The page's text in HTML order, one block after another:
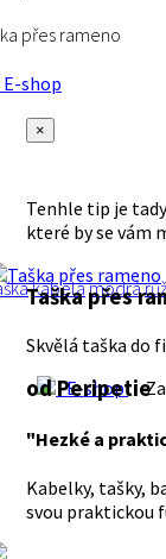
přes rameno
shop
×
Tenhle tip je
které by se vám
kabelamodrá
Taška přes
Skvělá taška do
E-shop
od Peripetie
"Hezké a
Kabelky, tašky,
svou praktickou